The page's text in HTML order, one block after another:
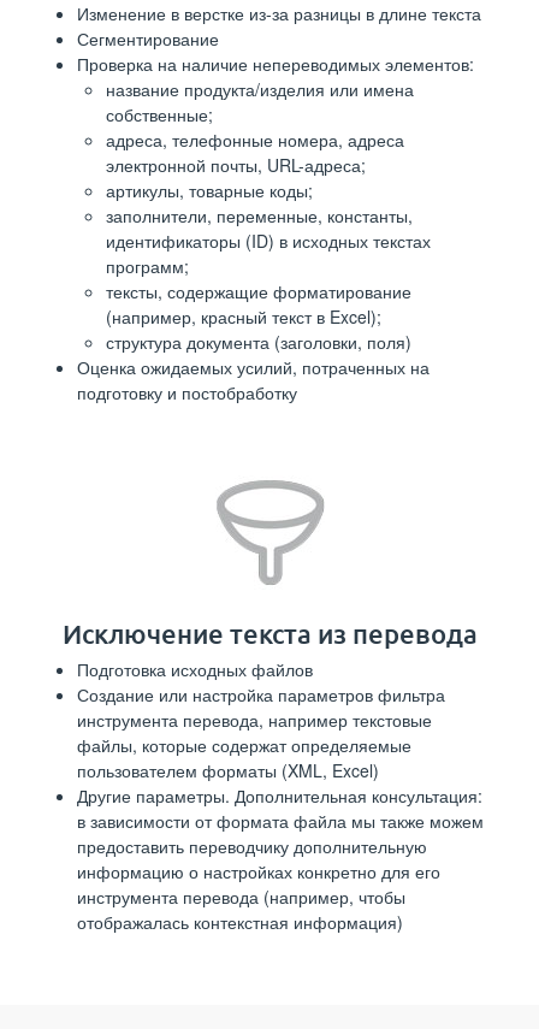
Изменение в верстке из-за разницы в длине текста
Сегментирование
Проверка на наличие непереводимых элементов:
название продукта/изделия или имена
собственные;
адреса, телефонные номера, адреса
электронной почты, URL-адреса;
артикулы, товарные коды;
заполнители, переменные, константы,
идентификаторы (ID) в исходных текстах
программ;
тексты, содержащие форматирование
(например, красный текст в Excel);
структура документа (заголовки, поля)
Оценка ожидаемых усилий, потраченных на
подготовку и постобработку
Исключение текста из перевода
Подготовка исходных файлов
Создание или настройка параметров фильтра
инструмента перевода, например текстовые
файлы, которые содержат определяемые
пользователем форматы (XML, Excel)
Другие параметры. Дополнительная консультация:
в зависимости от формата файла мы также можем
предоставить переводчику дополнительную
информацию о настройках конкретно для его
инструмента перевода (например, чтобы
отображалась контекстная информация)